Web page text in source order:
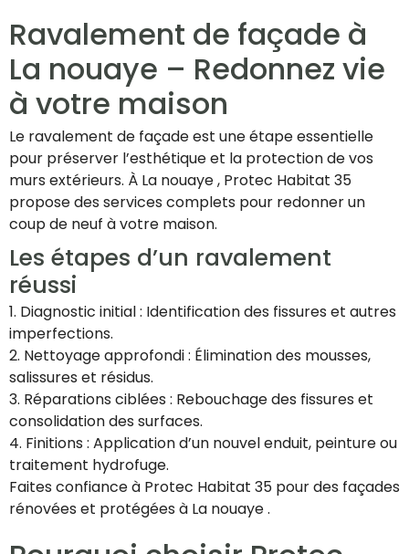
Ravalement de façade à
La nouaye – Redonnez vie
à votre maison
Le ravalement de façade est une étape essentielle
pour préserver l’esthétique et la protection de vos
murs extérieurs. À La nouaye , Protec Habitat 35
propose des services complets pour redonner un
coup de neuf à votre maison.
Les étapes d’un ravalement
réussi
1. Diagnostic initial : Identification des fissures et autres
imperfections.
2. Nettoyage approfondi : Élimination des mousses,
salissures et résidus.
3. Réparations ciblées : Rebouchage des fissures et
consolidation des surfaces.
4. Finitions : Application d’un nouvel enduit, peinture ou
traitement hydrofuge.
Faites confiance à Protec Habitat 35 pour des façades
rénovées et protégées à La nouaye .